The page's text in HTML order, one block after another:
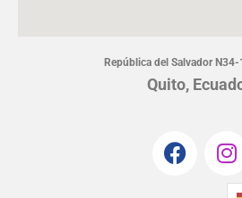
República del Salvador
Quito,